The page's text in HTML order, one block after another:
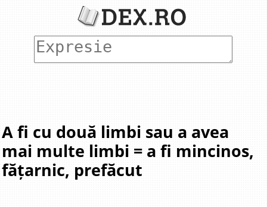
A fi cu două limbi sau a avea
mai multe limbi = a fi mincinos,
fățarnic, prefăcut